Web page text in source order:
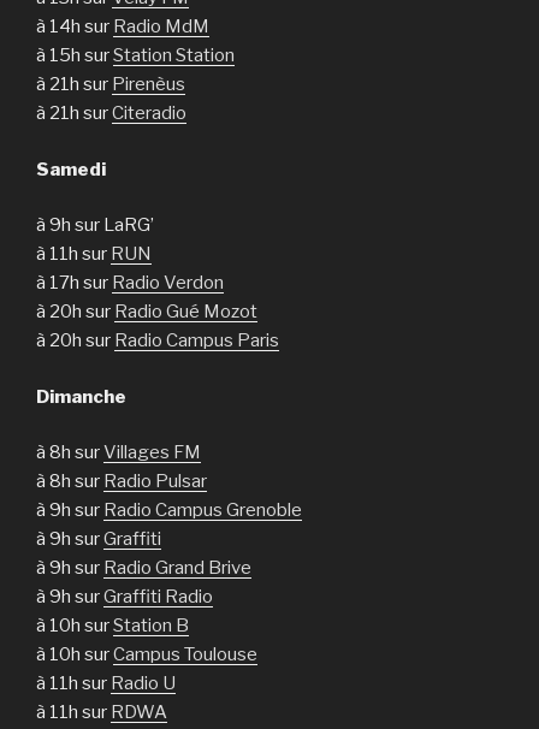
à 14h sur Radio MdM
à 15h surStation Station
à 21h sur Pirenèus
à 21h surCiteradio
Samedi
à 9h sur LaRG’
à 11h sur RUN
à 17h sur Radio Verdon
à 20h sur Radio Gué Mozot
à 20h sur Radio Campus Paris
Dimanche
à 8h surVillages FM
à 8h sur Radio Pulsar
à 9h sur Radio Campus Grenoble
à 9h surGraffiti
à 9h sur Radio Grand Brive
à 9h surGraffiti Radio
à 10h surStation B
à 10h surCampus Toulouse
à 11h sur Radio U
à 11h sur RDWA